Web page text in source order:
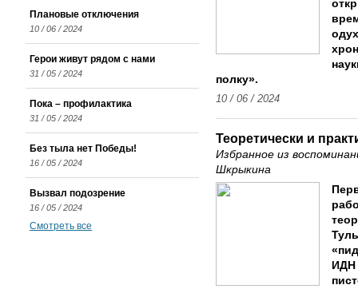
полку».
10 / 06 / 2024
Теоретически и
Избранное из
Шкрыкина
ИДН
Плановые отключения
10 / 06 / 2024
Герои живут рядом с нами
31 / 05 / 2024
Пока – профилактика
31 / 05 / 2024
Без тыла нет Победы!
16 / 05 / 2024
Вызвал подозрение
16 / 05 / 2024
Смотреть все